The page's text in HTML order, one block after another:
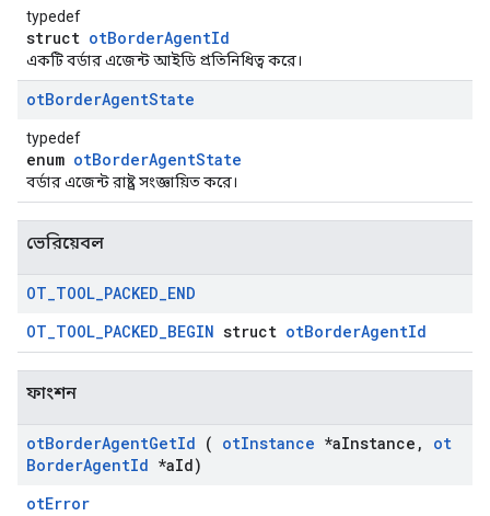
typedef
struct otBorderAgentId
একটি বর্ডার এজেন্ট আইডি প্রতিনিধিত্ব করে।
otBorderAgentState
typedef
enum otBorderAgentState
বর্ডার এজেন্ট রাষ্ট্র সংজ্ঞায়িত করে।
ভেরিয়েবল
OT_TOOL_PACKED_END
OT_TOOL_PACKED_BEGIN struct otBorderAgentId
ফাংশন
otBorderAgentGetId ( otInstance *aInstance ,
ot
BorderAgentId *aId)
otError